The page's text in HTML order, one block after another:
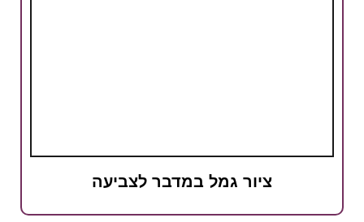
ציור גמל במדבר לצביעה